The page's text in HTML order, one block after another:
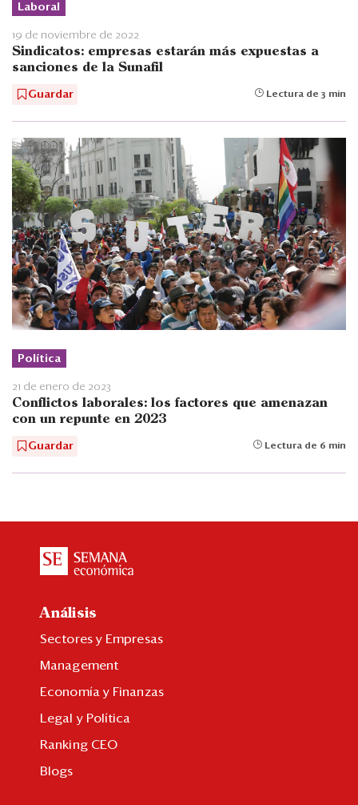
Laboral
19 de noviembre de 2022
Sindicatos: empresas estarán más expuestas a
sanciones de la Sunafil
Guardar Lectura de 3 min
Política
21 de enero de 2023
Conflictos laborales: los factores que amenazan
con un repunte en 2023
Guardar Lectura de 6 min
Análisis
Sectores y Empresas
Management
Economía y Finanzas
Legal y Política
Ranking CEO
Blogs